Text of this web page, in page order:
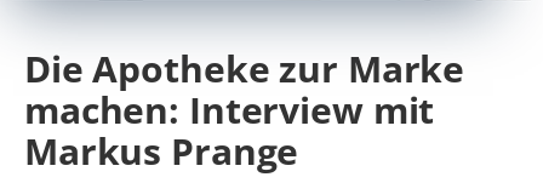
Die Apotheke zur Marke
machen: Interview mit
Markus Prange